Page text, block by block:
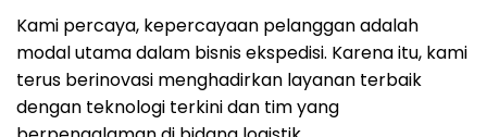
Kami percaya, kepercayaan pelanggan adalah
modal utama dalam bisnis ekspedisi. Karena itu, kami
terus berinovasi menghadirkan layanan terbaik
dengan teknologi terkini dan tim yang